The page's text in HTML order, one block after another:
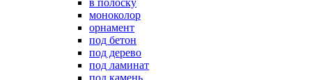
в полоску
моноколор
орнамент
под бетон
под дерево
под ламинат
под камень